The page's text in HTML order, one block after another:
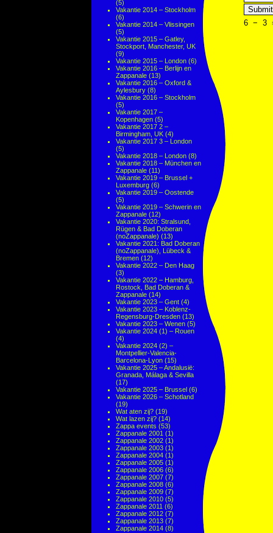
(5)
Vakantie 2014 – Stockholm
(6)
Vakantie 2014 – Vlissingen
(5)
Vakantie 2015 – Gatley,
Stockport, Manchester, UK
(9)
Vakantie 2015 – London (6)
Vakantie 2016 – Berlijn en
Zappanale (13)
Vakantie 2016 – Oxford &
Aylesbury (8)
Vakantie 2016 – Stockholm
(5)
Vakantie 2017 –
Kopenhagen (5)
Vakantie 2017 2 –
Birmingham, UK (4)
Vakantie 2017 3 – London
(5)
Vakantie 2018 – London (8)
Vakantie 2018 – München en
Zappanale (11)
Vakantie 2019 – Brussel +
Luxemburg (6)
Vakantie 2019 – Oostende
(5)
Vakantie 2019 – Schwerin en
Zappanale (12)
Vakantie 2020: Stralsund,
Rügen & Bad Doberan
(noZappanale) (13)
Vakantie 2021: Bad Doberan
(noZappanale), Lübeck &
Bremen (12)
Vakantie 2022 – Den Haag
(3)
Vakantie 2022 – Hamburg,
Rostock, Bad Doberan &
Zappanale (14)
Vakantie 2023 – Gent (4)
Vakantie 2023 – Koblenz-
Regensburg-Dresden (13)
Vakantie 2023 – Wenen (5)
Vakantie 2024 (1) – Rouen
(4)
Vakantie 2024 (2) –
Montpellier-Valencia-
Barcelona-Lyon (15)
Vakantie 2025 – Andalusië:
Granada, Málaga & Sevilla
(17)
Vakantie 2025 – Brussel (6)
Vakantie 2026 – Schotland
(19)
Wat aten zij? (19)
Wat lazen zij? (14)
Zappa events (53)
Zappanale 2001 (1)
Zappanale 2002 (1)
Zappanale 2003 (1)
Zappanale 2004 (1)
Zappanale 2005 (1)
Zappanale 2006 (6)
Zappanale 2007 (7)
Zappanale 2008 (6)
Zappanale 2009 (7)
Zappanale 2010 (5)
Zappanale 2011 (6)
Zappanale 2012 (7)
Zappanale 2013 (7)
Zappanale 2014 (8)
6 − 3